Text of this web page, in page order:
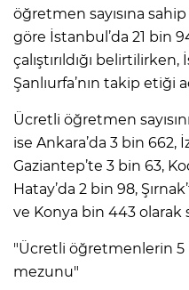
öğretmen sayısına
göre İstanbul’da 21 bin
çalıştırıldığı
Şanlıurfa’nın takip etiği
Ücretli öğretmen
ise Ankara’da 3 bin 662,
Gaziantep’te 3 bin 63,
Hatay’da 2 bin 98,
ve Konya bin 443 olarak
"Ücretli öğretmenlerin 5
mezunu"